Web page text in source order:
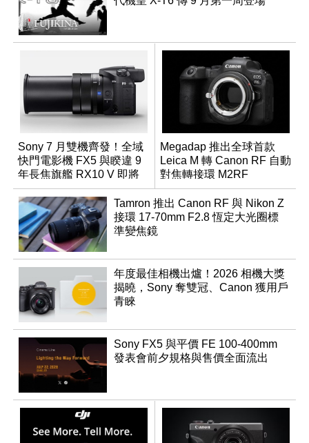
Sony 7 月雙機齊發！全域
快門電影機 FX5 與睽違 9
年長焦旗艦 RX10 V 即將
登場
Megadap 推出全球首款
Leica M 轉 Canon RF 自動
對焦轉接環 M2RF
Tamron 推出 Canon RF 與 Nikon Z
接環 17-70mm F2.8 恆定大光圈標
準變焦鏡
年度最佳相機出爐！2026 相機大獎
揭曉，Sony 奪雙冠、Canon 獲用戶
青睞
Sony FX5 與平價 FE 100-400mm
發表會前夕規格與售價全面流出